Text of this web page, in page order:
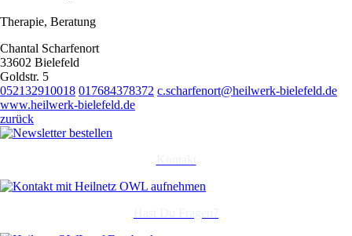
Therapie, Beratung
Chantal Scharfenort
33602 Bielefeld
Goldstr. 5
052132910018 017684378372 c.scharfenort@heilwerk-bielefeld.de
www.heilwerk-bielefeld.de
zurück